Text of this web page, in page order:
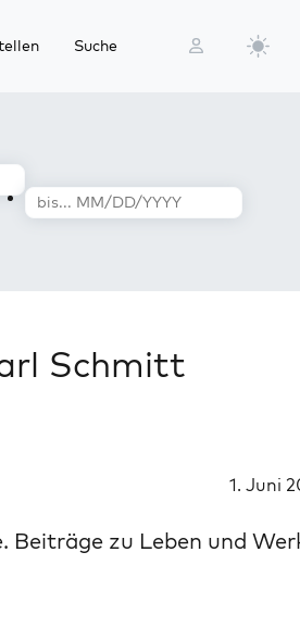
Suche
Schmitt
1. Juni
Beiträge zu Leben und